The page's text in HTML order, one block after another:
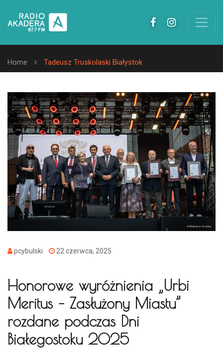
Home Tadeusz Truskolaski Białystok
pcybulski 22 czerwca, 2025
Honorowe wyróżnienia „Urbi
Meritus – Zasłużony Miastu”
rozdane podczas Dni
Białegostoku 2025